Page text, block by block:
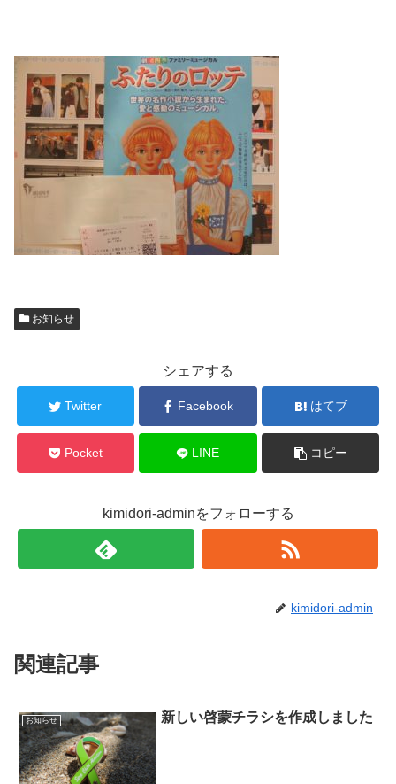
お知らせ
シェアする
Twitter Facebook はてブ
Pocket LINE コピー
kimidori-adminをフォローする
kimidori-admin
関連記事
お知らせ 新しい啓蒙チラシを作成しました